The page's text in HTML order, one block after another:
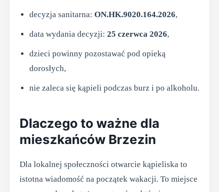
decyzja sanitarna: ON.HK.9020.164.2026,
data wydania decyzji: 25 czerwca 2026,
dzieci powinny pozostawać pod opieką
dorosłych,
nie zaleca się kąpieli podczas burz i po alkoholu.
Dlaczego to ważne dla
mieszkańców Brzezin
Dla lokalnej społeczności otwarcie kąpieliska to
istotna wiadomość na początek wakacji. To miejsce